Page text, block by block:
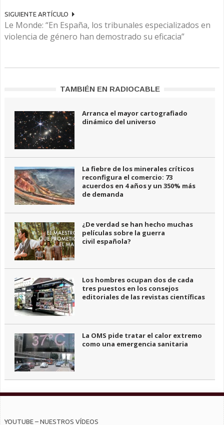
SIGUIENTE ARTÍCULO
Le Monde: “En España, los tribunales especializados en
violencia de género han demostrado su eficacia”
TAMBIÉN EN RADIOCABLE
Arranca el mayor cartografiado
dinámico del universo
La fiebre de los minerales críticos
reconfigura el comercio: 73
acuerdos en 4 años y un 350% más
de demanda
¿De verdad se han hecho muchas
películas sobre la guerra
civil española?
Los hombres ocupan dos de cada
tres puestos en los consejos
editoriales de las revistas científicas
La OMS pide tratar el calor extremo
como una emergencia sanitaria
YOUTUBE – NUESTROS VÍDEOS